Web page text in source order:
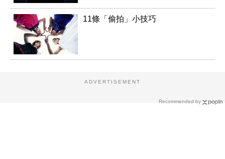
11條「偷拍」小技巧
Recommended by
ADVERTISEMENT